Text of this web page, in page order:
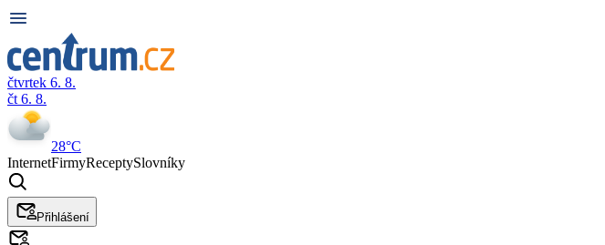
čtvrtek 6. 8.
čt 6. 8.
28°C
InternetFirmyReceptySlovníky
Přihlášení